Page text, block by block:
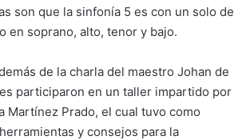
son que la sinfonía 5 es con un solo de
en soprano, alto, tenor y bajo.
de la charla del maestro Johan de
participaron en un taller impartido por
Martínez Prado, el cual tuvo como
y consejos para la